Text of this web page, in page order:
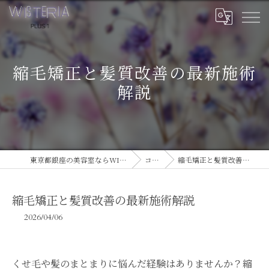
縮毛矯正と髪質改善の最新施術
解説
東京都銀座の美容室ならWISTERIA PLUS 1 コラム 縮毛矯正と髪質改善の最新施術解説
縮毛矯正と髪質改善の最新施術解説
2026/04/06
くせ毛や髪のまとまりに悩んだ経験はありませんか？縮